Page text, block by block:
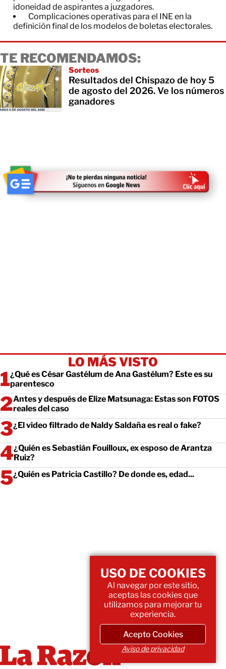
idoneidad de aspirantes a juzgadores.
Complicaciones operativas para el INE en la
definición final de los modelos de boletas electorales.
TE RECOMENDAMOS:
Sorteos
Resultados del Chispazo de hoy 5
de agosto del 2026. Ve los números
ganadores
LO MÁS VISTO
¿Qué es César Gastélum de Ana Gastélum? Este es su
parentesco
Antes y después de Elize Matsunaga: Estas son FOTOS
reales del caso
¿El video filtrado de Naldy Saldaña es real o fake?
¿Quién es Sebastián Fouilloux, ex esposo de Arantza
Ruiz?
¿Quién es Patricia Castillo? De donde es, edad...
USO DE COOKIES
Al navegar por este sitio,
aceptas las cookies que
utilizamos para mejorar tu
experiencia.
Acepto Cookies
Aviso de privacidad